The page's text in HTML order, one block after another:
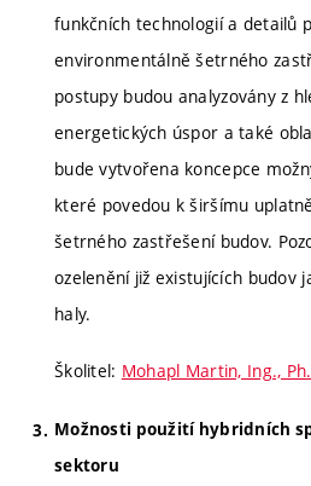
funkčních technologií a detailů
environmentálně šetrného
postupy budou analyzovány z
energetických úspor a také
bude vytvořena koncepce
které povedou k širšímu
šetrného zastřešení budov.
ozelenění již existujících budov
haly.
Školitel: Mohapl Martin, Ing.,
Možnosti použití hybridních
sektoru